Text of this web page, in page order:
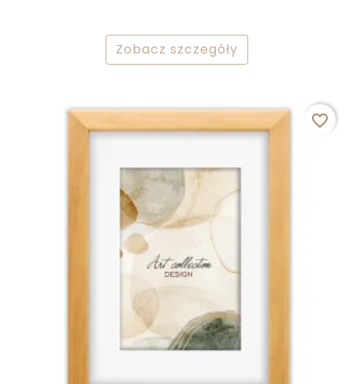
Zobacz szczegóły
favorite_border